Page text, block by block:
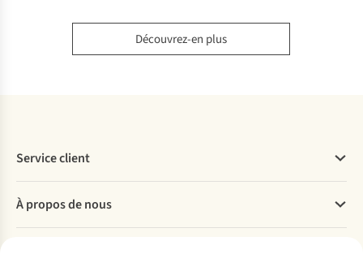
Découvrez-en plus
Service client
Commander
Payer
À propos de nous